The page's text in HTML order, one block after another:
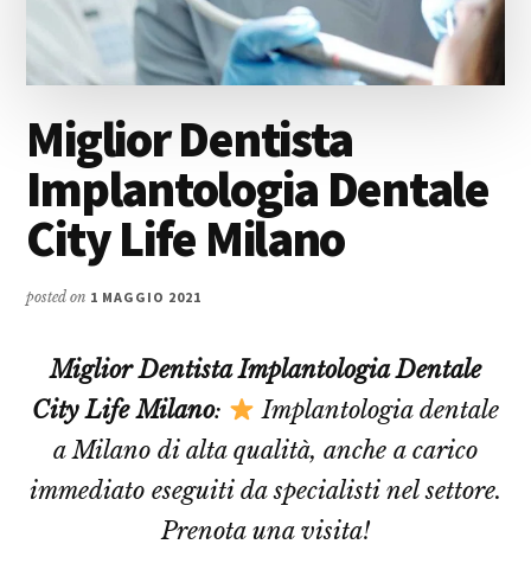
Miglior Dentista
Implantologia Dentale
City Life Milano
posted on 1 MAGGIO 2021
Miglior Dentista Implantologia Dentale
City Life Milano:
Implantologia dentale
a Milano di alta qualità, anche a carico
immediato eseguiti da specialisti nel settore.
Prenota una visita!